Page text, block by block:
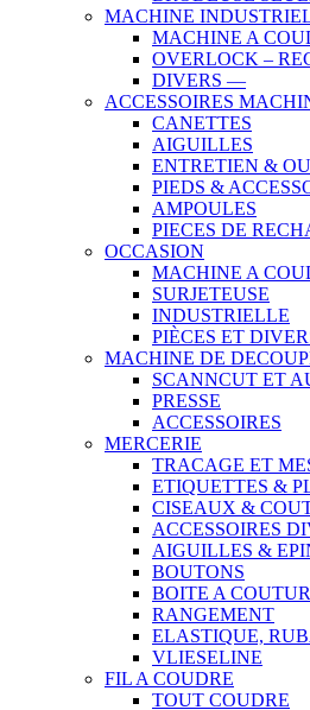
MACHINE
MACHINE A
OVERLOCK –
DIVERS —
ACCESSOIRES
CANETTES
AIGUILLES
ENTRETIEN &
PIEDS &
AMPOULES
PIECES DE
OCCASION
MACHINE A
SURJETEUSE
INDUSTRIELLE
PIÈCES ET
MACHINE DE
SCANNCUT ET
PRESSE
ACCESSOIRES
MERCERIE
TRACAGE ET
ETIQUETTES &
CISEAUX &
ACCESSOIRES
AIGUILLES &
BOUTONS
BOITE A
RANGEMENT
ELASTIQUE,
VLIESELINE
FIL A COUDRE
TOUT COUDRE